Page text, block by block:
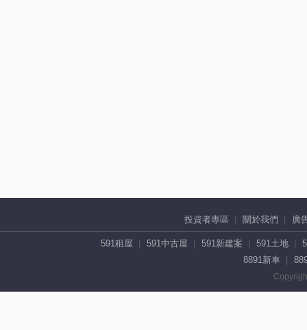
投資者專區 關於我們 廣
591租屋 591中古屋 591新建案 591土地
8891新車